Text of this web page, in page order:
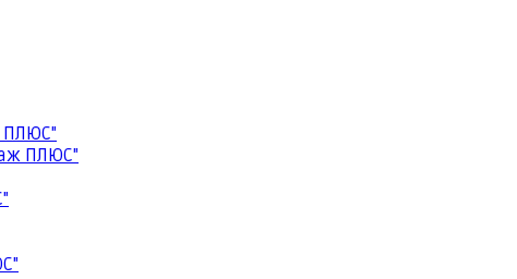
ПЛЮС"
ПЛЮС"